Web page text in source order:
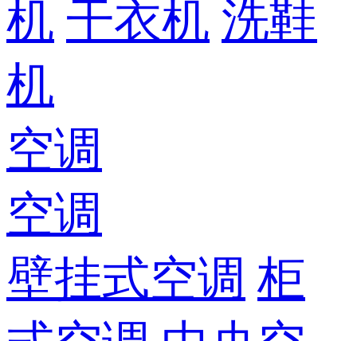
机 干衣机 洗鞋
机
空调
空调
壁挂式空调 柜